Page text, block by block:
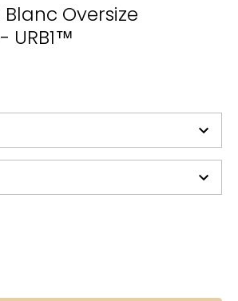
Blanc Oversize
URB1™